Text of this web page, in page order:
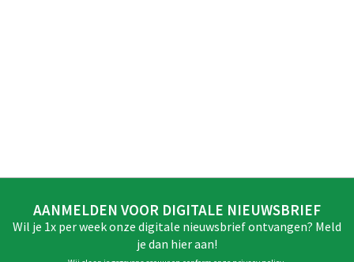
AANMELDEN VOOR DIGITALE NIEUWSBRIEF
Wil je 1x per week onze digitale nieuwsbrief ontvangen? Meld
je dan hier aan!